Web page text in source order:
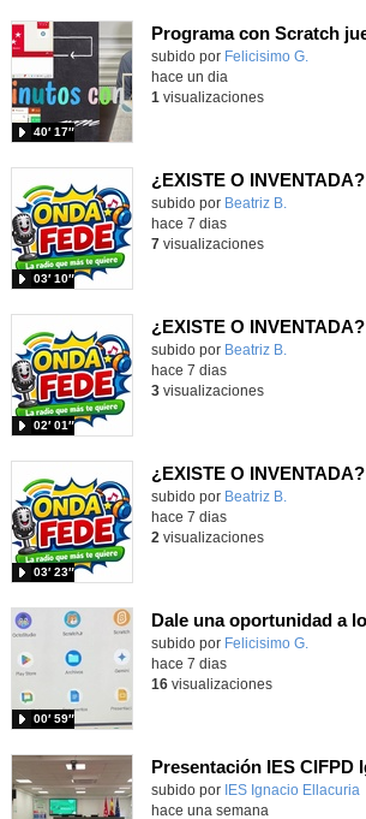
Contenido educativo.
subido por Felicisimo G.
40′ 17″
hace un dia
1 visualizaciones
¿EXISTE O INVENTADA?
Contenido educativo.
subido por Beatriz B.
03′ 10″
hace 7 dias
7visualizaciones
¿EXISTE O INVENTADA?
Contenido educativo.
subido por Beatriz B.
02′ 01″
hace 7 dias
3visualizaciones
¿EXISTE O INVENTADA?
Contenido educativo.
subido por Beatriz B.
03′ 23″
hace 7 dias
2 visualizaciones
Contenido educativo.
subido por Felicisimo G.
00′ 59″
hace 7 dias
16visualizaciones
Contenido educativo.
subido por IES Ignacio Ellacuria
hace una semana